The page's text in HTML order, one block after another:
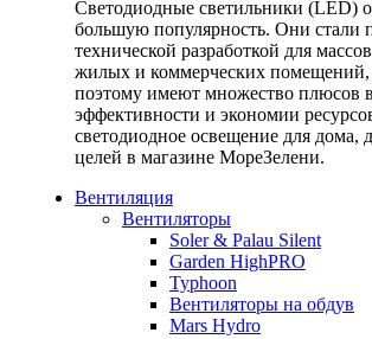
Светодиодные светильники (LED)
большую популярность. Они стали
технической разработкой для
жилых и коммерческих помещений,
поэтому имеют множество плюсов
эффективности и экономии
светодиодное освещение для дома,
целей в магазине МореЗелени.
Вентиляция
Вентиляторы
Soler & Palau Silent
Garden HighPRO
Typhoon
Вентиляторы на обдув
Mars Hydro